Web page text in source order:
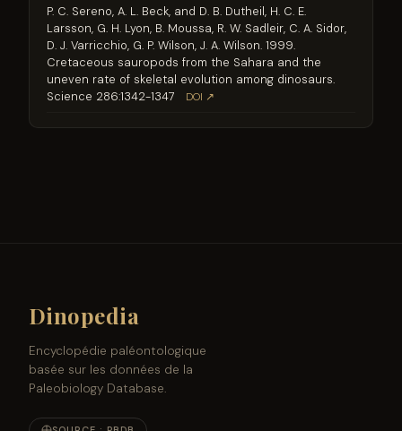
P. C. Sereno, A. L. Beck, and D. B. Dutheil, H. C. E.
Larsson, G. H. Lyon, B. Moussa, R. W. Sadleir, C. A. Sidor,
D. J. Varricchio, G. P. Wilson, J. A. Wilson. 1999.
Cretaceous sauropods from the Sahara and the
uneven rate of skeletal evolution among dinosaurs.
Science 286:1342-1347
DOI ↗
Dinopedia
Encyclopédie paléontologique
basée sur les données de la
Paleobiology Database.